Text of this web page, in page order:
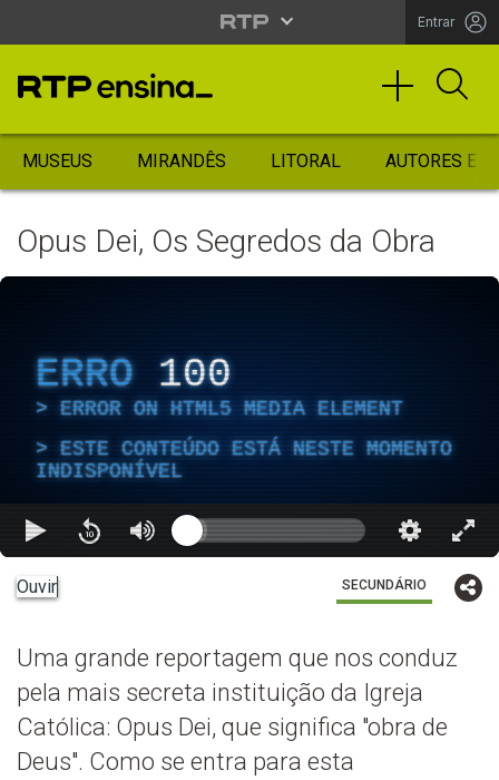
Entrar
MUSEUS MIRANDÊS LITORAL AUTORES
Opus Dei, Os Segredos da Obra
ERRO 100
ERROR ON HTML5 MEDIA ELEMENT
ESTE CONTEÚDO ESTÁ NESTE MOMENTO
INDISPONÍVEL
Ouvir SECUNDÁRIO
Uma grande reportagem que nos conduz
pela mais secreta instituição da Igreja
Católica: Opus Dei, que significa "obra de
Deus". Como se entra para esta